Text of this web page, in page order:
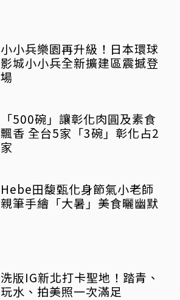
小小兵樂園再升級！日本環球
影城小小兵全新擴建區震撼登
場
「500碗」讓彰化肉圓及素食
飄香 全台5家「3碗」彰化占2
家
Hebe田馥甄化身節氣小老師
親筆手繪「大暑」美食曬幽默
洗版IG新北打卡聖地！踏青、
玩水、拍美照一次滿足